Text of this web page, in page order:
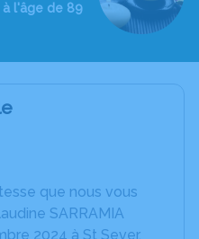
l'âge de 89
que nous vous
SARRAMIA
2024 à St Sever.